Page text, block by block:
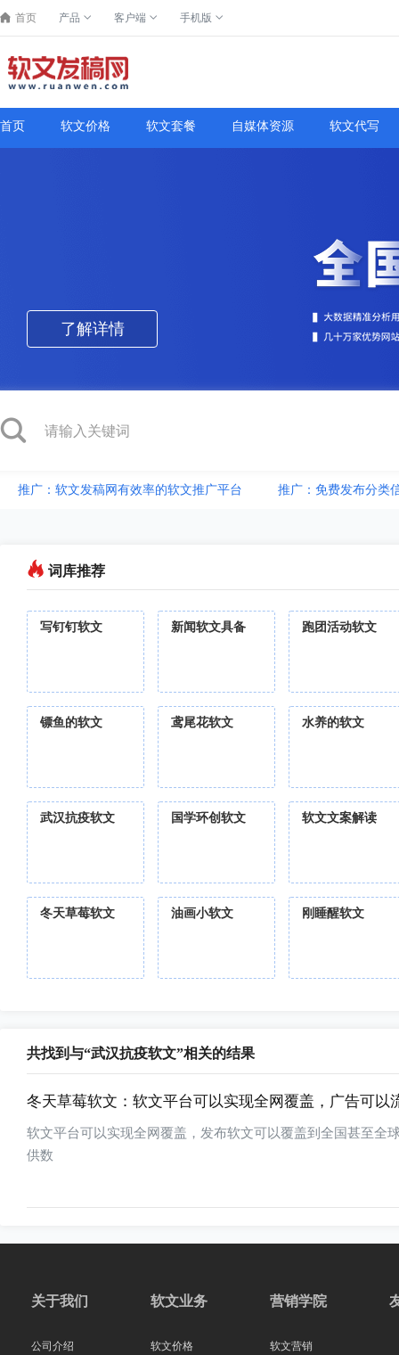
首页 产品 客户端 手机版
首页 软文价格 软文套餐 自媒体资源 软文代写
了解详情
推广：软文发稿网有效率的软文推广平台 推广：免费发布分类
词库推荐
写钉钉软文 新闻软文具备 跑团活动软文
镖鱼的软文 鸢尾花软文 水养的软文
武汉抗疫软文 国学环创软文 软文文案解读
冬天草莓软文 油画小软文 刚睡醒软文
共找到与“武汉抗疫软文”相关的结果
冬天草莓软文：软文平台可以实现全网覆盖，广告可以
软文平台可以实现全网覆盖，发布软文可以覆盖到全国甚至全
供数
关于我们
公司介绍
软文业务
软文价格
营销学院
软文营销